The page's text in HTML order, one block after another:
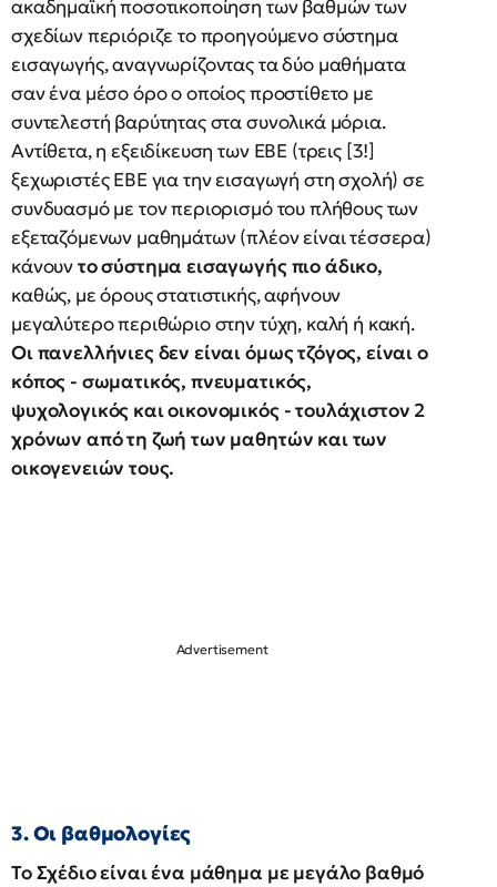
ακαδημαϊκή ποσοτικοποίηση των βαθμών των
σχεδίων περιόριζε το προηγούμενο σύστημα
εισαγωγής, αναγνωρίζοντας τα δύο μαθήματα
σαν ένα μέσο όρο ο οποίος προστίθετο με
συντελεστή βαρύτητας στα συνολικά μόρια.
Αντίθετα, η εξειδίκευση των ΕΒΕ (τρεις [3!]
ξεχωριστές ΕΒΕ για την εισαγωγή στη σχολή) σε
συνδυασμό με τον περιορισμό του πλήθους των
εξεταζόμενων μαθημάτων (πλέον είναι τέσσερα)
κάνουντο σύστημα εισαγωγής πιο άδικο,
καθώς, με όρους στατιστικής, αφήνουν
μεγαλύτερο περιθώριο στην τύχη, καλή ή κακή.
Οι πανελλήνιες δεν είναι όμως τζόγος, είναι ο
κόπος - σωματικός, πνευματικός,
ψυχολογικός και οικονομικός - τουλάχιστον 2
χρόνων από τη ζωή των μαθητών και των
οικογενειών τους.
3. Οι βαθμολογίες
Το Σχέδιο είναι ένα μάθημα με μεγάλο βαθμό